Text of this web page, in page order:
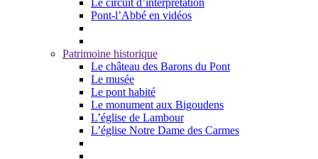
Le circuit d’interprétation
Pont-l’Abbé en vidéos
Patrimoine historique
Le château des Barons du Pont
Le musée
Le pont habité
Le monument aux Bigoudens
L’église de Lambour
L’église Notre Dame des Carmes